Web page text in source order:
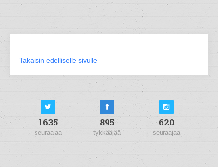
Takaisin edelliselle sivulle
1635
seuraajaa
895
tykkääjää
620
seuraajaa